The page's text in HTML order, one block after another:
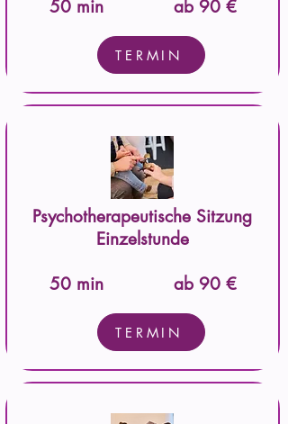
50 min
ab 90 €
TERMIN
Psychotherapeutische Sitzung
Einzelstunde
50 min
ab 90 €
TERMIN